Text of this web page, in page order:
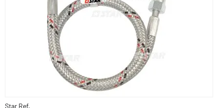
Star Ref.